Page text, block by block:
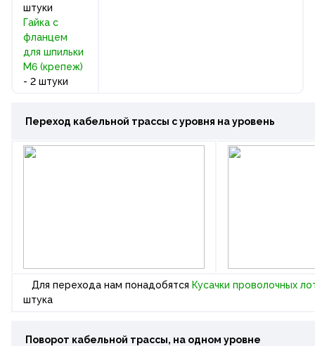
штуки
Гайка с
фланцем
для шпильки
М6 (крепеж)
- 2 штуки
Переход кабельной трассы с уровня на уровень
Для перехода нам понадобятся Кусачки проволочных
штука
Поворот кабельной трассы, на одном уровне